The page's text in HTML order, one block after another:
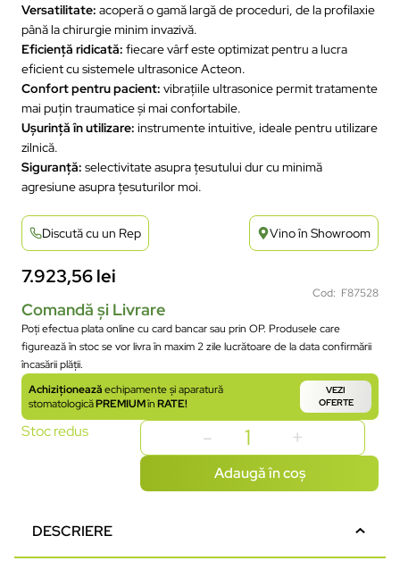
Versatilitate: acoperă o gamă largă de proceduri, de la profilaxie
până la chirurgie minim invazivă.
Eficiență ridicată: fiecare vârf este optimizat pentru a lucra
eficient cu sistemele ultrasonice Acteon.
Confort pentru pacient: vibrațiile ultrasonice permit tratamente
mai puțin traumatice și mai confortabile.
Ușurință în utilizare: instrumente intuitive, ideale pentru utilizare
zilnică.
Siguranță: selectivitate asupra țesutului dur cu minimă
agresiune asupra țesuturilor moi.
Discută cu un Rep Vino în Showroom
7.923,56lei
Cod: F87528
Comandă și Livrare
Poți efectua plata online cu card bancar sau prin OP. Produsele care
figurează în stoc se vor livra în maxim 2 zile lucrătoare de la data confirmării
încasării plății.
Achiziționeazăechipamente și aparatură
stomatologicăPREMIUMînRATE!
VEZI
OFERTE
Stoc redus
Adaugă în coș
DESCRIERE